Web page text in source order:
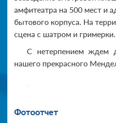
амфитеатра на 500 мест и
бытового корпуса. На
сцена с шатром и гримерки.
С нетерпением ждем
нашего прекрасного
Фотоотчет